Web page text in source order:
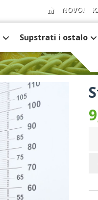
NOVO!
Supstrati i ostalo